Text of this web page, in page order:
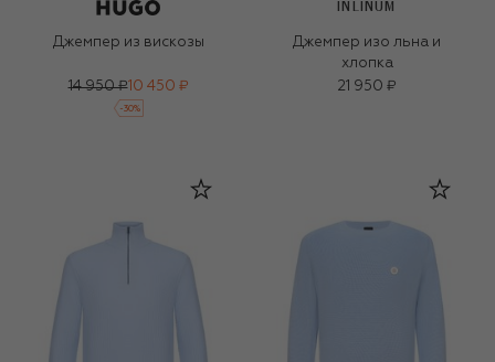
Джемпер из вискозы
14 950 ₽10 450 ₽
-30%
INLINUM
Джемпер изо льна и
хлопка
21 950 ₽